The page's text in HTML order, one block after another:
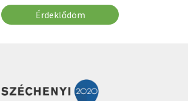
Érdeklődöm